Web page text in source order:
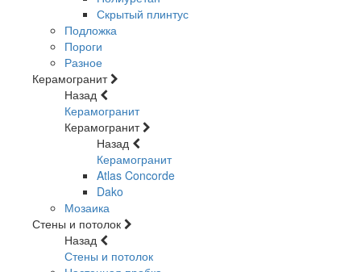
Скрытый плинтус
Подложка
Пороги
Разное
Керамогранит
Назад
Керамогранит
Керамогранит
Назад
Керамогранит
Atlas Concorde
Dako
Мозаика
Стены и потолок
Назад
Стены и потолок